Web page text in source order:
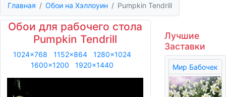
Главная Обои на Хэллоуин Pumpkin Tendrill
Обои для рабочего стола
Pumpkin Tendrill
1024x768 1152x864
1280x1024
1600x1200
1920x1440
Лучшие
Заставки
Мир Бабочек